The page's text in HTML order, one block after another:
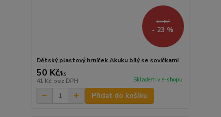
65 Kč
- 23 %
Dětský plastový hrníček Akuku bílý se sovičkami
50 Kč/ks
41 Kč bez DPH Skladem v e-shopu
Přidat do košíku